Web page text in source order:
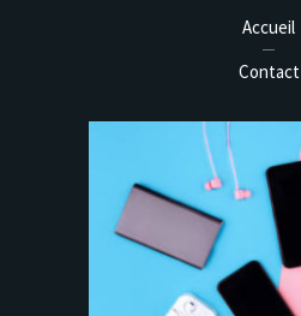
Accueil
Contact